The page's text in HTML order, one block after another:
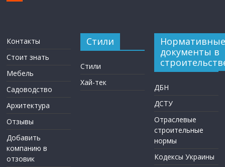
Контакты
Стоит знать
Мебель
Садоводство
Архитектура
Отзывы
Добавить
компанию в
отзовик
Стили
Стили
Хай-тек
Нормативные
документы в
ДБН
ДСТУ
Отраслевые
строительные
нормы
Кодексы Украины